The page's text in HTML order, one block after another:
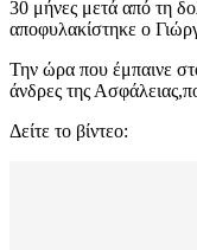
30 μήνες μετά από τη
αποφυλακίστηκε ο
Την ώρα που έμπαινε
άνδρες της
Δείτε το βίντεο: